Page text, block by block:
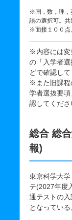
※国，数，理，
語の選択可。共
※面接１００点
※内容には変
の「入学者
どで確認して
※また旧課程
学者選抜要
認してくださ
総合 総
報)
東京科学大
テ(2027年度
通テストの
となっている